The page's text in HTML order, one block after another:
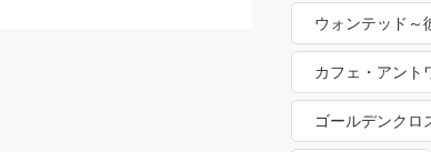
ウォンテッド～
カフェ・アント
ゴールデンクロ